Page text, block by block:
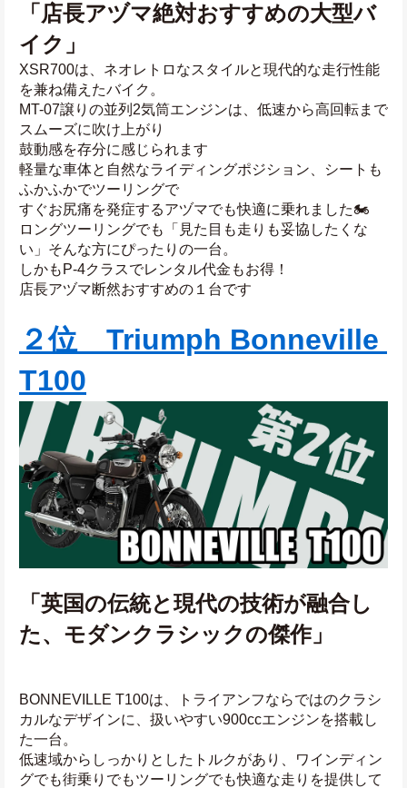
「店長アヅマ絶対おすすめの大型バ
イク」
XSR700は、ネオレトロなスタイルと現代的な走行性能
を兼ね備えたバイク。
MT-07譲りの並列2気筒エンジンは、低速から高回転まで
スムーズに吹け上がり
鼓動感を存分に感じられます
軽量な車体と自然なライディングポジション、シートも
ふかふかでツーリングで
すぐお尻痛を発症するアヅマでも快適に乗れました🏍
ロングツーリングでも「見た目も走りも妥協したくな
い」そんな方にぴったりの一台。
しかもP-4クラスでレンタル代金もお得！
店長アヅマ断然おすすめの１台です
２位　Triumph Bonneville
T100
「英国の伝統と現代の技術が融合し
た、モダンクラシックの傑作」
BONNEVILLE T100は、トライアンフならではのクラシ
カルなデザインに、扱いやすい900ccエンジンを搭載し
た一台。
低速域からしっかりとしたトルクがあり、ワインディン
グでも街乗りでもツーリングでも快適な走りを提供して